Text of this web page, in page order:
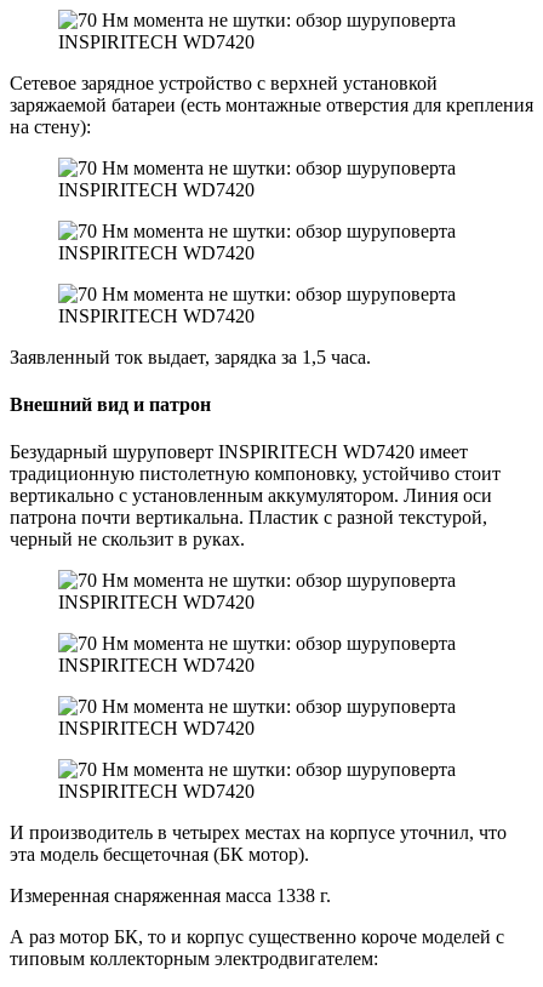
Сетевое зарядное устройство с верхней установкой
заряжаемой батареи (есть монтажные отверстия для крепления
на стену):
Заявленный ток выдает, зарядка за 1,5 часа.
Внешний вид и патрон
Безударный шуруповерт INSPIRITECH WD7420 имеет
традиционную пистолетную компоновку, устойчиво стоит
вертикально с установленным аккумулятором. Линия оси
патрона почти вертикальна. Пластик с разной текстурой,
черный не скользит в руках.
И производитель в четырех местах на корпусе уточнил, что
эта модель бесщеточная (БК мотор).
Измеренная снаряженная масса 1338 г.
А раз мотор БК, то и корпус существенно короче моделей с
типовым коллекторным электродвигателем: